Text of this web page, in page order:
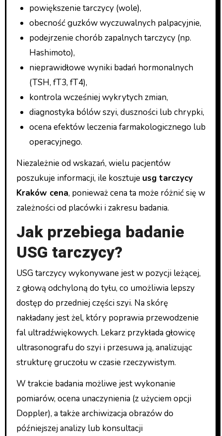
powiększenie tarczycy (wole),
obecność guzków wyczuwalnych palpacyjnie,
podejrzenie chorób zapalnych tarczycy (np.
Hashimoto),
nieprawidłowe wyniki badań hormonalnych
(TSH, fT3, fT4),
kontrola wcześniej wykrytych zmian,
diagnostyka bólów szyi, duszności lub chrypki,
ocena efektów leczenia farmakologicznego lub
operacyjnego.
Niezależnie od wskazań, wielu pacjentów
poszukuje informacji, ile kosztuje usg tarczycy
Kraków cena, ponieważ cena ta może różnić się w
zależności od placówki i zakresu badania.
Jak przebiega badanie
USG tarczycy?
USG tarczycy wykonywane jest w pozycji leżącej,
z głową odchyloną do tyłu, co umożliwia lepszy
dostęp do przedniej części szyi. Na skórę
nakładany jest żel, który poprawia przewodzenie
fal ultradźwiękowych. Lekarz przykłada głowicę
ultrasonografu do szyi i przesuwa ją, analizując
strukturę gruczołu w czasie rzeczywistym.
W trakcie badania możliwe jest wykonanie
pomiarów, ocena unaczynienia (z użyciem opcji
Doppler), a także archiwizacja obrazów do
późniejszej analizy lub konsultacji